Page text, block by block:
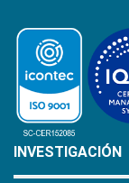
INVESTIGACIÓN